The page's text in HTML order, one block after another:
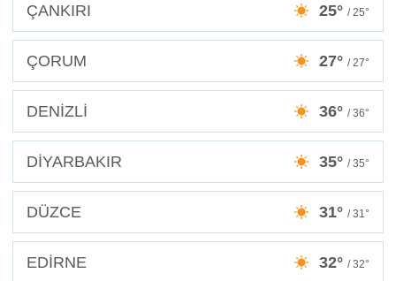
ÇANKIRI 25° / 25°
ÇORUM 27° / 27°
DENİZLİ 36° / 36°
DİYARBAKIR 35° / 35°
DÜZCE 31° / 31°
EDİRNE 32° / 32°